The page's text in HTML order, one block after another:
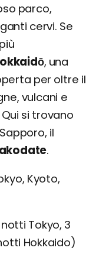
parco,
cervi. Se
, una
per oltre il
vulcani e
si trovano
il
.
Kyoto,
Tokyo, 3
Hokkaido)